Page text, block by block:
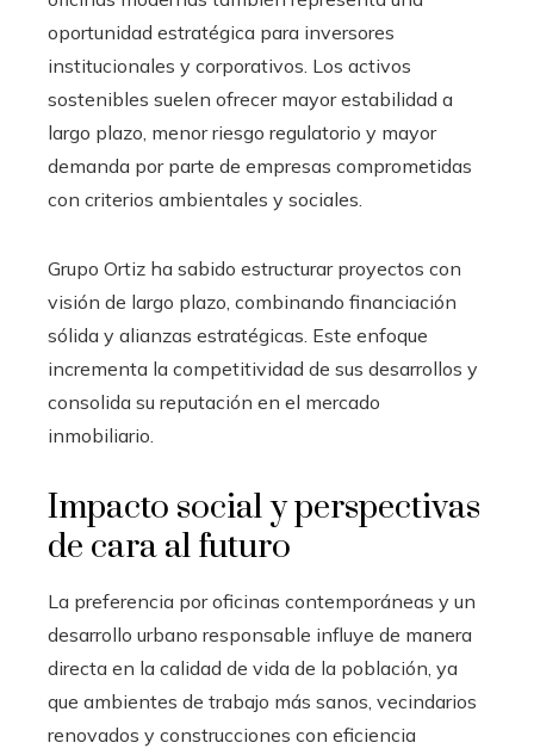
oportunidad estratégica para inversores
institucionales y corporativos. Los activos
sostenibles suelen ofrecer mayor estabilidad a
largo plazo, menor riesgo regulatorio y mayor
demanda por parte de empresas comprometidas
con criterios ambientales y sociales.
Grupo Ortiz ha sabido estructurar proyectos con
visión de largo plazo, combinando financiación
sólida y alianzas estratégicas. Este enfoque
incrementa la competitividad de sus desarrollos y
consolida su reputación en el mercado
inmobiliario.
Impacto social y perspectivas
de cara al futuro
La preferencia por oficinas contemporáneas y un
desarrollo urbano responsable influye de manera
directa en la calidad de vida de la población, ya
que ambientes de trabajo más sanos, vecindarios
renovados y construcciones con eficiencia